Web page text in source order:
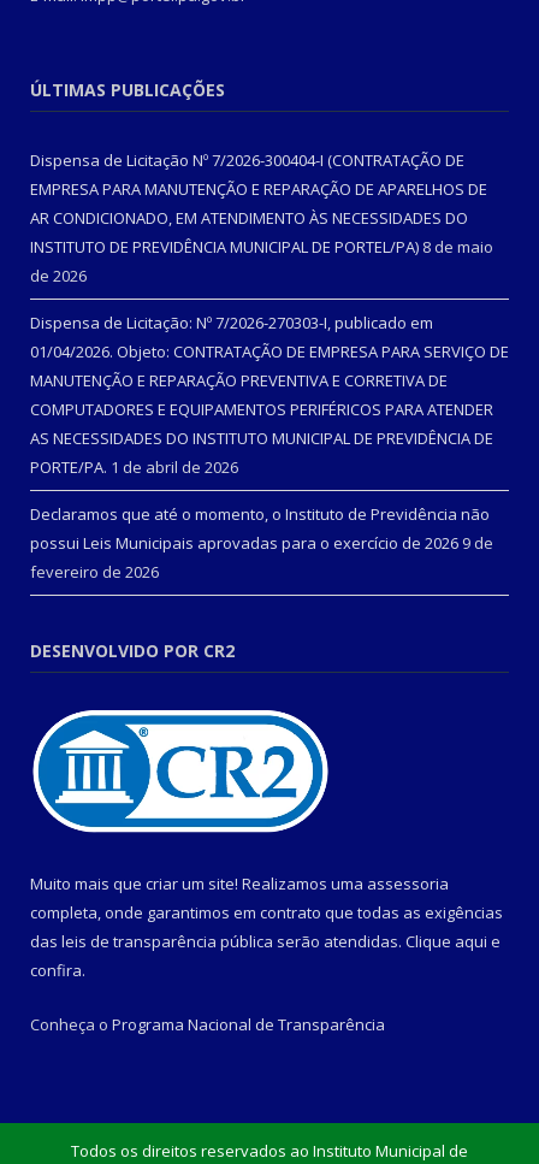
ÚLTIMAS PUBLICAÇÕES
Dispensa de Licitação Nº 7/2026-300404-I (CONTRATAÇÃO DE
EMPRESA PARA MANUTENÇÃO E REPARAÇÃO DE APARELHOS DE
AR CONDICIONADO, EM ATENDIMENTO ÀS NECESSIDADES DO
INSTITUTO DE PREVIDÊNCIA MUNICIPAL DE PORTEL/PA) 8 de maio
de 2026
Dispensa de Licitação: Nº 7/2026-270303-I, publicado em
01/04/2026. Objeto: CONTRATAÇÃO DE EMPRESA PARA SERVIÇO DE
MANUTENÇÃO E REPARAÇÃO PREVENTIVA E CORRETIVA DE
COMPUTADORES E EQUIPAMENTOS PERIFÉRICOS PARA ATENDER
AS NECESSIDADES DO INSTITUTO MUNICIPAL DE PREVIDÊNCIA DE
PORTE/PA. 1 de abril de 2026
Declaramos que até o momento, o Instituto de Previdência não
possui Leis Municipais aprovadas para o exercício de 2026 9 de
fevereiro de 2026
DESENVOLVIDO POR CR2
Muito mais que criar um site! Realizamos uma assessoria
completa, onde garantimos em contrato que todas as exigências
das leis de transparência pública serão atendidas. Clique aqui e
confira.
Conheça o Programa Nacional de Transparência
Todos os direitos reservados ao Instituto Municipal de